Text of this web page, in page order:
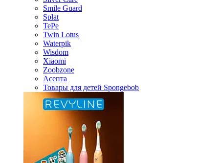
Smile Guard
Splat
TePe
Twin Lotus
Waterpik
Wisdom
Xiaomi
Zoobzone
Асепта
Товары для детей Spongebob